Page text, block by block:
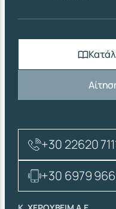
+30 22620
+30 6979